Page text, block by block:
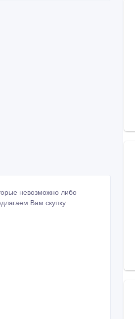
невозможно либо
Вам скупку